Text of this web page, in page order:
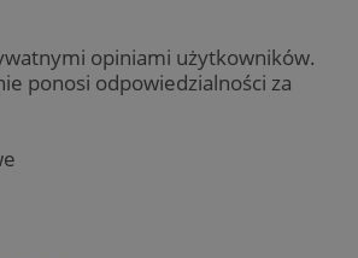
opiniami użytkowników.
ponosi odpowiedzialności za